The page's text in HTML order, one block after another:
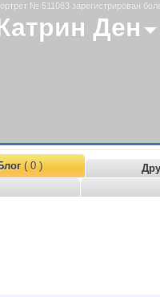
№ 511083 зарегистрирован
Ден
( 0 )